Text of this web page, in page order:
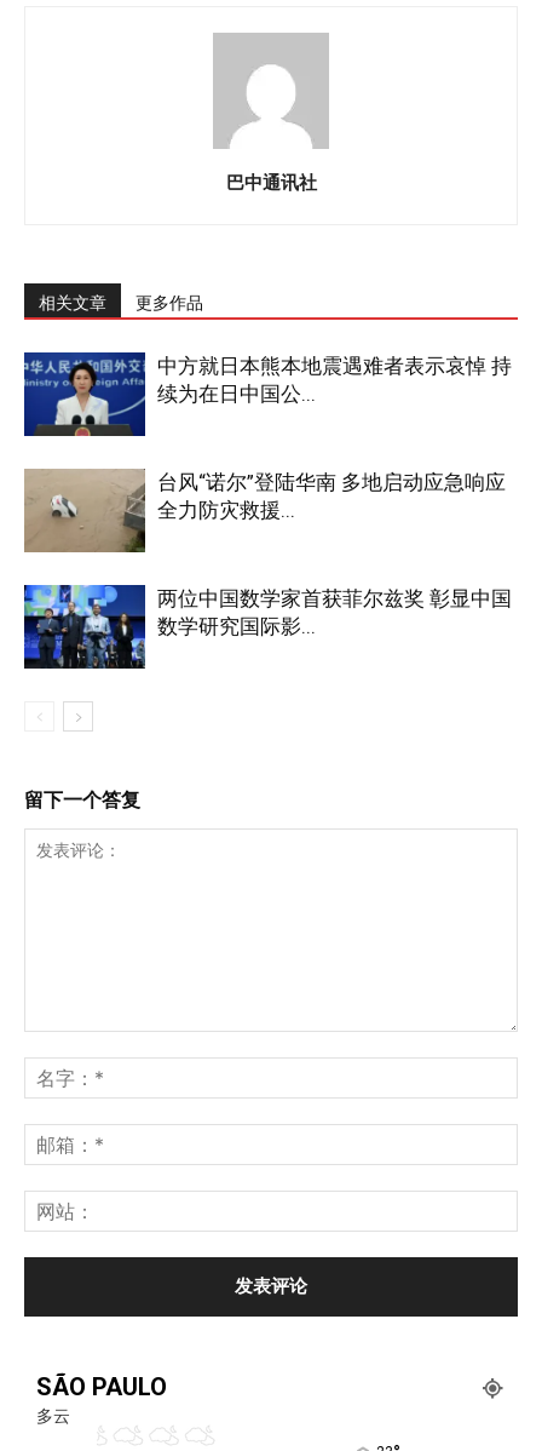
巴中通讯社
相关文章 更多作品
中方就日本熊本地震遇难者表示哀悼 持
续为在日中国公...
台风“诺尔”登陆华南 多地启动应急响应
全力防灾救援...
两位中国数学家首获菲尔兹奖 彰显中国
数学研究国际影...
留下一个答复
SÃO PAULO
多云